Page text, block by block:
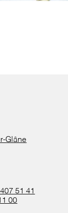
Glâne
51 41
00